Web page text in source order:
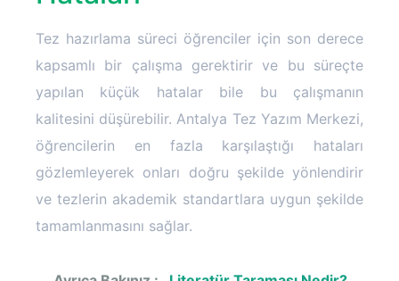
Tez hazırlama süreci öğrenciler için son derece
kapsamlı bir çalışma gerektirir ve bu süreçte
yapılan küçük hatalar bile bu çalışmanın
kalitesini düşürebilir. Antalya Tez Yazım Merkezi,
öğrencilerin en fazla karşılaştığı hataları
gözlemleyerek onları doğru şekilde yönlendirir
ve tezlerin akademik standartlara uygun şekilde
tamamlanmasını sağlar.